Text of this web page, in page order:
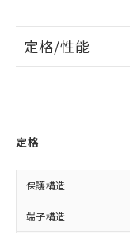
定格/性能
定格
保護構造
端子構造